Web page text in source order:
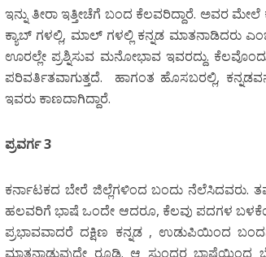
ಇನ್ನು ತೀರಾ ಇತ್ತೀಚೆಗೆ ಬಂದ ಕೆಲವರಿದ್ದಾರೆ. ಅವರ
ಕ್ಯಾಬ್ ಗಳಲ್ಲಿ, ಮಾಲ್ ಗಳಲ್ಲಿ ಕನ್ನಡ ಮಾತನಾಡಿದರು
ಊರಲ್ಲೇ ಪ್ರಶ್ನಿಸುವ ಮನೋಭಾವ ಇವರದ್ದು.
ಪರಿವರ್ತಿತವಾಗುತ್ತದೆ. ಹಾಗಂತ ಹೊಸಬರಲ್ಲಿ,
ಇವರು ಕಾಣದಾಗಿದ್ದಾರೆ.
ಪ್ರವರ್ಗ 3
ಕರ್ನಾಟಕದ ಬೇರೆ ಜಿಲ್ಲೆಗಳಿಂದ ಬಂದು ನೆಲೆಸಿದವರು.
ಹಲವರಿಗೆ ಭಾಷೆ ಒಂದೇ ಆದರೂ, ಕೆಲವು ಪದಗಳ
ಪ್ರಭಾವವಾದರೆ ದಕ್ಷಿಣ ಕನ್ನಡ , ಉಡುಪಿಯಿಂದ
ಮಾತನಾಡುವುದೇ ರೂಢಿ. ಆ ಸುಂದರ ಭಾಷೆಯಿಂದ